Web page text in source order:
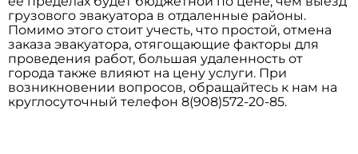
грузового эвакуатора в отдаленные районы.
Помимо этого стоит учесть, что простой, отмена
заказа эвакуатора, отягощающие факторы для
проведения работ, большая удаленность от
города также влияют на цену услуги. При
возникновении вопросов, обращайтесь к нам на
круглосуточный телефон 8(908)572-20-85.